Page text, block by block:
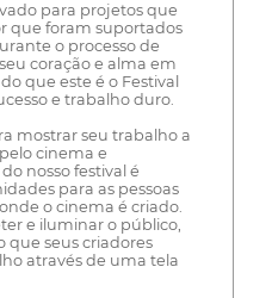
para projetos que
que foram suportados
o processo de
coração e alma em
que este é o Festival
e trabalho duro.
mostrar seu trabalho a
cinema e
nosso festival é
para as pessoas
o cinema é criado.
e iluminar o público,
que seus criadores
através de uma tela